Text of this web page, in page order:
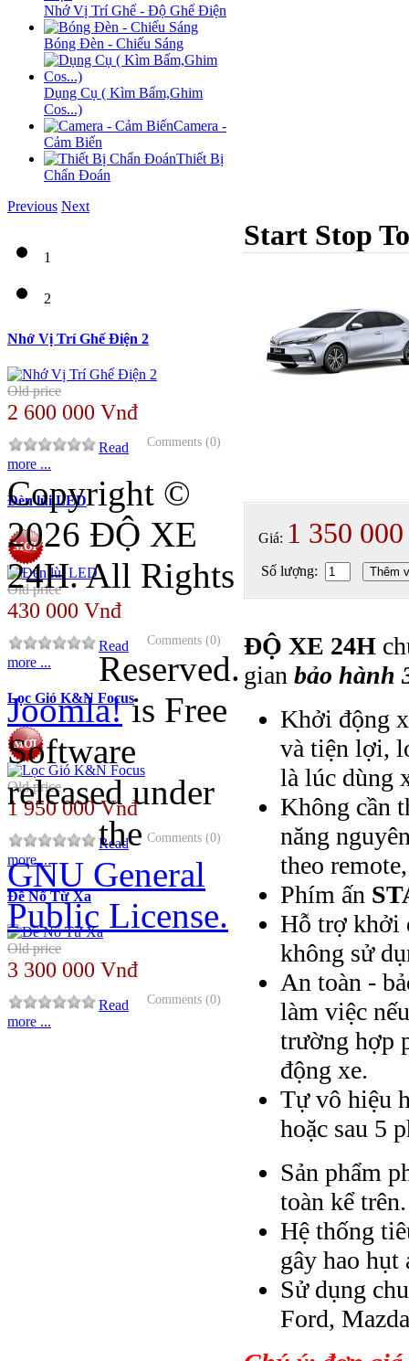
Nhớ Vị Trí Ghế - Độ Ghế Điện
Bóng Đèn - Chiếu Sáng
Dụng Cụ ( Kìm Bấm,Ghim
Cos...)
Camera -
Cảm Biến
Thiết Bị
Chẩn Đoán
Start Stop
Giá: 1 350
Số lượng: Thêm
ĐỘ XE 24H
gian bảo hành
Khởi động
và tiện lợi,
là lúc dùng
Không cần
năng
theo
Phím ấn
Hỗ trợ khởi
không sử
An toàn -
làm việc
trường hợp
động xe.
Tự vô hiệu
hoặc sau 5
Sản phẩm
toàn kể trên.
Hệ thống
gây hao hụt
Sử dụng
Ford,
Previous Next
1
2
Nhớ Vị Trí Ghế Điện 2
Old price
2 600 000 Vnđ
Comments (0)
Read
more ...
Đèn lùi LED
Old price
430 000 Vnđ
Comments (0)
Read
more ...
Lọc Gió K&N Focus
Old price
1 950 000 Vnđ
Comments (0)
Read
more ...
Đề Nổ Từ Xa
Old price
3 300 000 Vnđ
Comments (0)
Read
more ...
Copyright ©
2026 ĐỘ XE
24H. All Rights
Reserved.
Joomla!is Free
Software
released under
the
GNU General
Public License.